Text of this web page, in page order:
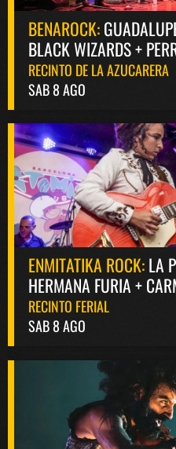
BENAROCK:
BLACK WIZARDS +
RECINTO DE LA AZUCARERA
SAB 8 AGO
ENMITATIKA ROCK:LA
HERMANA FURIA +
RECINTO FERIAL
SAB 8 AGO